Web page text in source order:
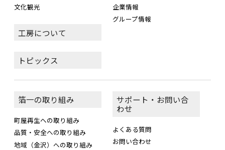
文化観光
工房について
トピックス
企業情報
グループ情報
箔一の取り組み
町屋再生への取り組み
品質・安全への取り組み
地域（金沢）への取り組み
サポート・お問い合
わせ
よくある質問
お問い合わせ